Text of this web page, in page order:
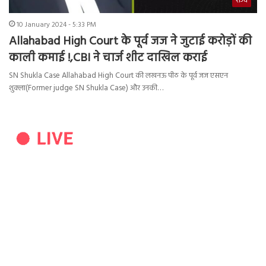
10 January 2024 - 5:33 PM
Allahabad High Court के पूर्व जज ने जुटाई करोड़ों की
काली कमाई !,CBI ने चार्ज शीट दाखिल कराई
SN Shukla Case Allahabad High Court की लखनऊ पीठ के पूर्व जज एसएन
शुक्ला(Former judge SN Shukla Case) और उनकी…